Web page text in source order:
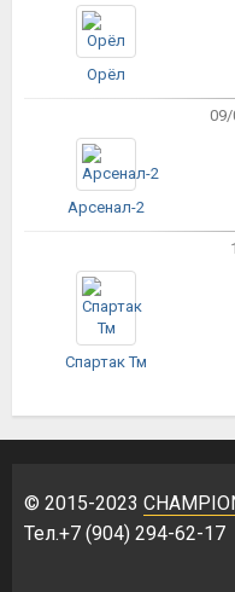
Орёл
09/
Арсенал-2
Спартак Тм
© 2015-2023
Тел.+7 (904) 294-62-17